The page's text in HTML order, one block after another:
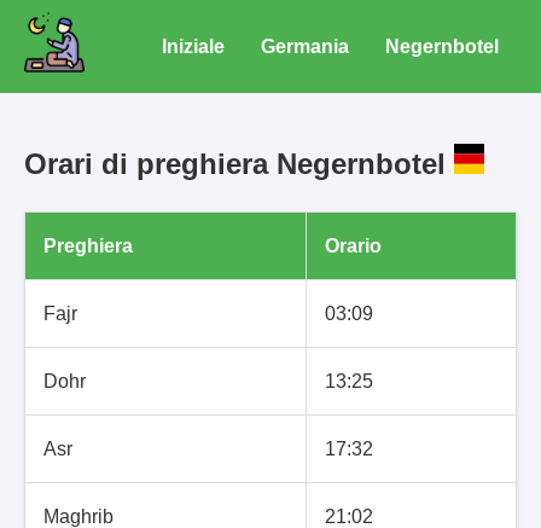
Iniziale Germania Negernbotel
Orari di preghiera Negernbotel
Preghiera Orario
Fajr 03:09
Dohr 13:25
Asr 17:32
Maghrib 21:02